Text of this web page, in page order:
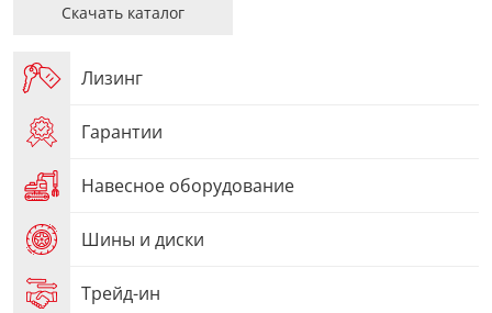
Скачать каталог
Лизинг
Гарантии
Навесное оборудование
Шины и диски
Трейд-ин